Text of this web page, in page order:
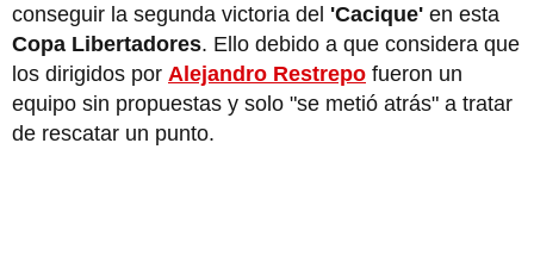
conseguir la segunda victoria del 'Cacique' en esta
Copa Libertadores. Ello debido a que considera que
los dirigidos por Alejandro Restrepo fueron un
equipo sin propuestas y solo "se metió atrás" a tratar
de rescatar un punto.